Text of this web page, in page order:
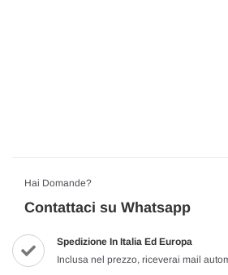
Hai Domande?
Contattaci su Whatsapp
Spedizione In Italia Ed Europa
Inclusa nel prezzo, riceverai mail